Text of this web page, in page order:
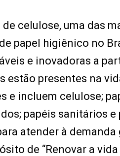
celulose, uma das
papel higiênico no
e inovadoras a
estão presentes na
e incluem celulose;
papéis sanitários
atender à demanda
de “Renovar a